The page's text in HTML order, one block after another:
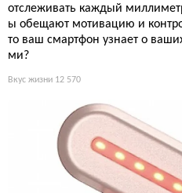
отслеживать каждый
ы обещают мотивацию и
то ваш смартфон узнает о
ми?
Вкус жизни 12 570